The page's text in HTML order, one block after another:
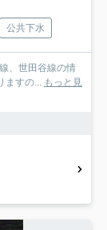
公共下水
、世田谷線の情
ますの... もっと見